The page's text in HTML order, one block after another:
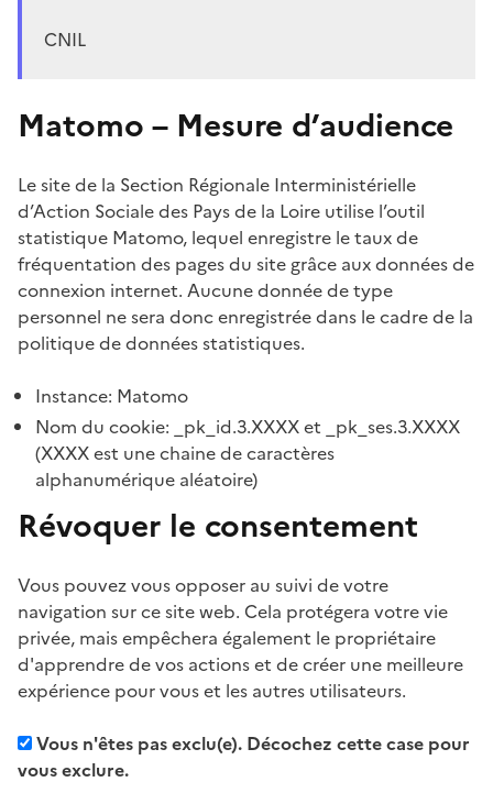
CNIL
Matomo – Mesure d’audience
Le site de la Section Régionale Interministérielle
d’Action Sociale des Pays de la Loire utilise l’outil
statistique Matomo, lequel enregistre le taux de
fréquentation des pages du site grâce aux données de
connexion internet. Aucune donnée de type
personnel ne sera donc enregistrée dans le cadre de la
politique de données statistiques.
Instance: Matomo
Nom du cookie: _pk_id.3.XXXX et _pk_ses.3.XXXX
(XXXX est une chaine de caractères
alphanumérique aléatoire)
Révoquer le consentement
Vous pouvez vous opposer au suivi de votre
navigation sur ce site web. Cela protégera votre vie
privée, mais empêchera également le propriétaire
d'apprendre de vos actions et de créer une meilleure
expérience pour vous et les autres utilisateurs.
Vous n'êtes pas exclu(e). Décochez cette case pour
vous exclure.